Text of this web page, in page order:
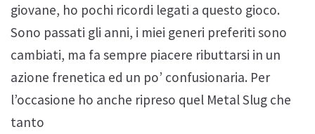
giovane, ho pochi ricordi legati a questo gioco.
Sono passati gli anni, i miei generi preferiti sono
cambiati, ma fa sempre piacere ributtarsi in un
azione frenetica ed un po’ confusionaria. Per
l’occasione ho anche ripreso quel Metal Slug che
tanto